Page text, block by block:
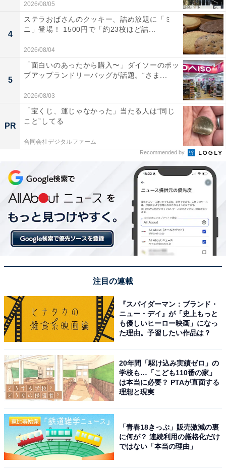
2026/08/05
4
ステラおばさんのクッキー、詰め放題に「ミ
ニ」登場！ 1500円で「約23枚ほど詰...
2026/08/04
5
「面白いのあったから購入〜」ダイソーのポッ
プアップランドリーバッグが話題。“さま...
2026/08/03
PR
「宝くじ、運じゃなかった」当たる人は“同じ
こと”してる
合同会社デジタルファーム
Recommended by
注目の連載
『スパイダーマン：ブランド・
ニュー・デイ』が「史上もっと
も優しいヒーロー映画」になっ
た理由。予習したい作品は？
20年間「駆け込み実績ゼロ」の
学校も…「こども110番の家」
は本当に必要？ PTAが直面する
理想と現実
「青春18きっぷ」販売激減の裏
に何が？ 連続利用の厳格化だけ
ではない「本当の理由」